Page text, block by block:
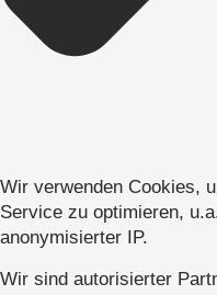
Wir verwenden Cookies,
Service zu optimieren,
anonymisierter IP.
Wir sind autorisierter